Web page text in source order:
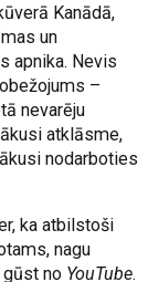
Kanādā,
un
apnika. Nevis
–
nevarēju
atklāsme,
nodarboties
ka atbilstoši
nagu
gūst no YouTube.